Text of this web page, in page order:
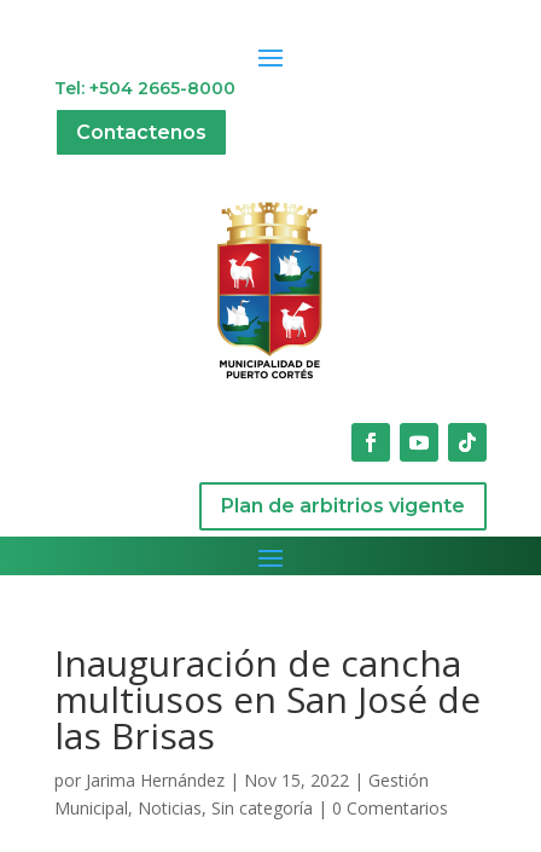
Tel: +504 2665-8000
Contactenos
Plan de arbitrios vigente
Inauguración de cancha
multiusos en San José de
las Brisas
por Jarima Hernández| Nov 15, 2022| Gestión
Municipal, Noticias, Sin categoría | 0 Comentarios